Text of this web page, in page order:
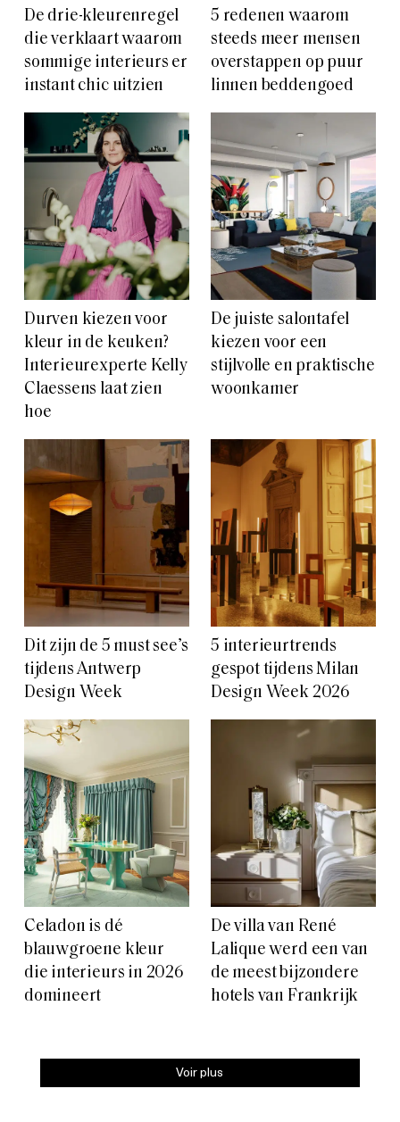
De drie-kleurenregel
die verklaart waarom
sommige interieurs er
instant chic uitzien
5 redenen waarom
steeds meer mensen
overstappen op puur
linnen beddengoed
Durven kiezen voor
kleur in de keuken?
Interieurexperte Kelly
Claessens laat zien
hoe
De juiste salontafel
kiezen voor een
stijlvolle en praktische
woonkamer
Dit zijn de 5 must see’s
tijdens Antwerp
Design Week
5 interieurtrends
gespot tijdens Milan
Design Week 2026
Celadon is dé
blauwgroene kleur
die interieurs in 2026
domineert
De villa van René
Lalique werd een van
de meest bijzondere
hotels van Frankrijk
Voir plus